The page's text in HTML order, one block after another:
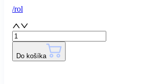
/rol
Do košíka